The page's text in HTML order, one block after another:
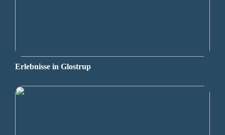
Erlebnisse in Glostrup